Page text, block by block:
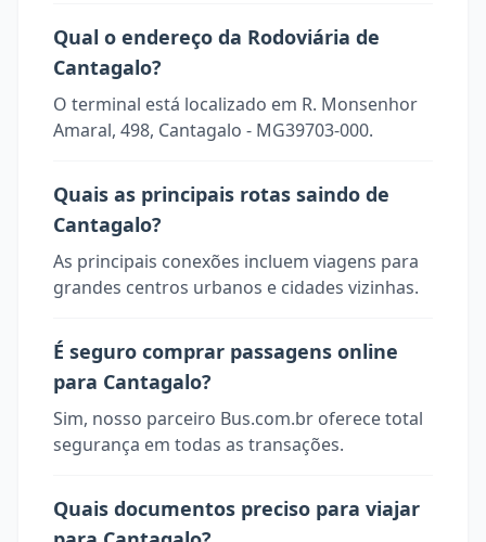
Qual o endereço da Rodoviária de
Cantagalo?
O terminal está localizado em R. Monsenhor
Amaral, 498, Cantagalo - MG39703-000.
Quais as principais rotas saindo de
Cantagalo?
As principais conexões incluem viagens para
grandes centros urbanos e cidades vizinhas.
É seguro comprar passagens online
para Cantagalo?
Sim, nosso parceiro Bus.com.br oferece total
segurança em todas as transações.
Quais documentos preciso para viajar